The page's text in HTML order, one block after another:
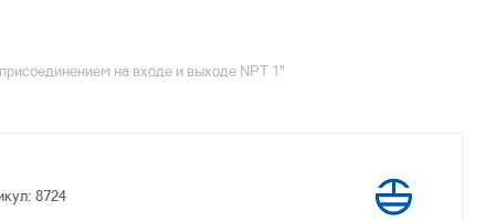
на входе и выходе NPT 1"
8724